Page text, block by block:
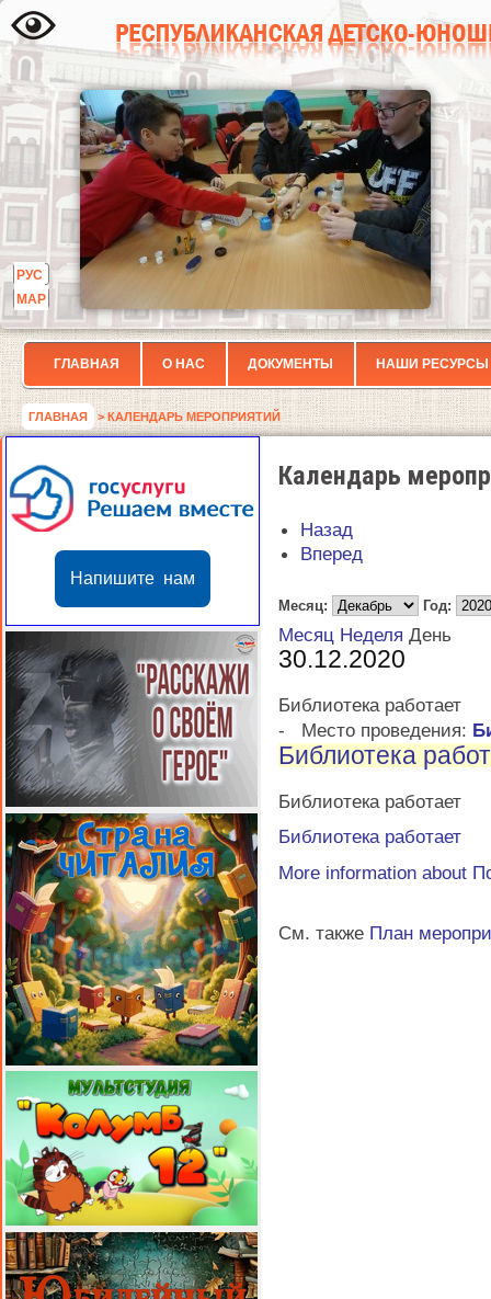
РУС
МАР
ГЛАВНАЯ О НАС ДОКУМЕНТЫ НАШИ РЕСУРСЫ
ГЛАВНАЯ > КАЛЕНДАРЬ МЕРОПРИЯТИЙ
Напишите нам
Календарь
Назад
Вперед
Месяц: Год:
Месяц Неделя День
30.12.2020
Библиотека работает
-
Место проведения:
Библиотека
Библиотека работает
Библиотека работает
More information about
См. также План